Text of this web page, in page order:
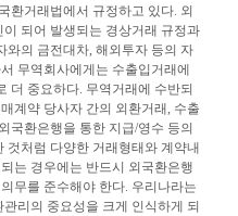
환거래법에서 규정하고 있다. 외
되어 발생되는 경상거래 규정과
와의 금전대차, 해외투자 등의 자
무역회사에게는 수출입거래에
더 중요하다. 무역거래에 수반되
계약 당사자 간의 외환거래, 수출
국환은행을 통한 지급/영수 등의
것처럼 다양한 거래형태와 계약내
는 경우에는 반드시 외국환은행
무를 준수해야 한다. 우리나라는
리의 중요성을 크게 인식하게 되